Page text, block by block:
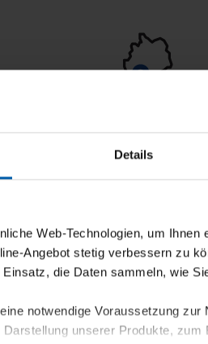
Details
Web-Technologien, um Ihnen
Angebot stetig verbessern zu
die Daten sammeln, wie
notwendige Voraussetzung
unserer Produkte,
Burladingen